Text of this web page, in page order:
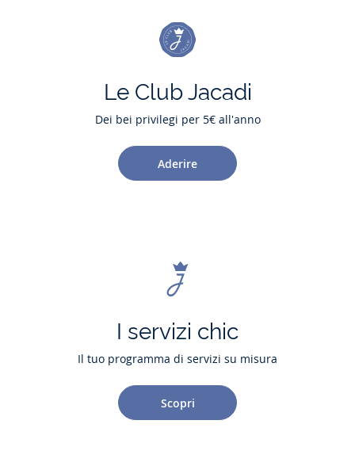
Le Club Jacadi
Dei bei privilegi per 5€ all'anno
Aderire
I servizi chic
Il tuo programma di servizi su misura
Scopri